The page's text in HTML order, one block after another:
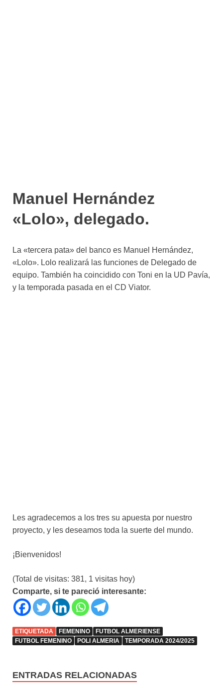
Manuel Hernández
«Lolo», delegado.
La «tercera pata» del banco es Manuel Hernández,
«Lolo». Lolo realizará las funciones de Delegado de
equipo. También ha coincidido con Toni en la UD Pavía,
y la temporada pasada en el CD Viator.
Les agradecemos a los tres su apuesta por nuestro
proyecto, y les deseamos toda la suerte del mundo.
¡Bienvenidos!
(Total de visitas: 381, 1 visitas hoy)
Comparte, si te pareció interesante:
ETIQUETADA FEMENINO
FUTBOL ALMERIENSE
FUTBOL FEMENINO
POLI ALMERIA TEMPORADA 2024/2025
ENTRADAS RELACIONADAS